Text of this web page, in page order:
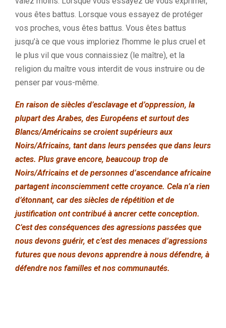
vous êtes battus. Lorsque vous essayez de protéger
vos proches, vous êtes battus. Vous êtes battus
jusqu’à ce que vous imploriez l’homme le plus cruel et
le plus vil que vous connaissiez (le maître), et la
religion du maître vous interdit de vous instruire ou de
penser par vous-même.
En raison de siècles d’esclavage et d’oppression, la
plupart des Arabes, des Européens et surtout des
Blancs/Américains se croient supérieurs aux
Noirs/Africains, tant dans leurs pensées que dans leurs
actes. Plus grave encore, beaucoup trop de
Noirs/Africains et de personnes d’ascendance africaine
partagent inconsciemment cette croyance. Cela n’a rien
d’étonnant, car des siècles de répétition et de
justification ont contribué à ancrer cette conception.
C’est des conséquences des agressions passées que
nous devons guérir, et c’est des menaces d’agressions
futures que nous devons apprendre à nous défendre, à
défendre nos familles et nos communautés.